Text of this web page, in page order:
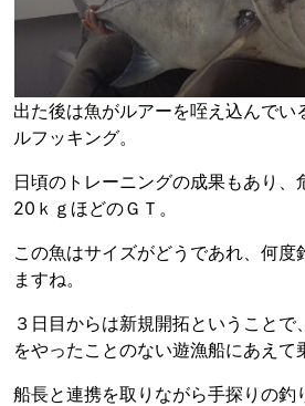
出た後は魚がルアーを咥え込んでい
ルフッキング。
日頃のトレーニングの成果もあり、
20ｋｇほどのＧＴ。
この魚はサイズがどうであれ、何度
ますね。
３日目からは新規開拓ということ
をやったことのない遊漁船にあえて
船長と連携を取りながら手探りの釣